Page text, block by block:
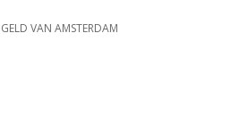
VAN AMSTERDAM